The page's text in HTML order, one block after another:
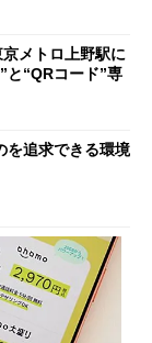
メトロ上野駅に
“QRコード”専
を追求できる環境